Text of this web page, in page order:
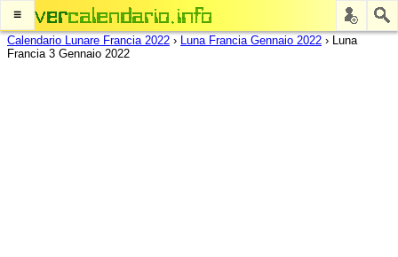
≡
Calendario Lunare Francia 2022 › Luna Francia Gennaio 2022 › Luna
Francia 3 Gennaio 2022